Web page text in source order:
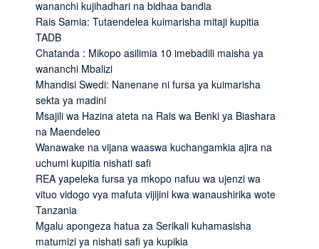
wananchi kujihadhari na bidhaa bandia
Rais Samia: Tutaendelea kuimarisha mitaji kupitia
TADB
Chatanda : Mikopo asilimia 10 imebadili maisha ya
wananchi Mbalizi
Mhandisi Swedi: Nanenane ni fursa ya kuimarisha
sekta ya madini
Msajili wa Hazina ateta na Rais wa Benki ya Biashara
na Maendeleo
Wanawake na vijana waaswa kuchangamkia ajira na
uchumi kupitia nishati safi
REA yapeleka fursa ya mkopo nafuu wa ujenzi wa
vituo vidogo vya mafuta vijijini kwa wanaushirika wote
Tanzania
Mgalu apongeza hatua za Serikali kuhamasisha
matumizi ya nishati safi ya kupikia